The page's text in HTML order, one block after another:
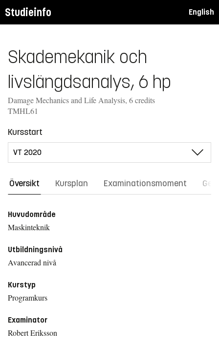
Studieinfo English
Skademekanik och
livslängdsanalys, 6 hp
Damage Mechanics and Life Analysis, 6 credits
TMHL61
Kursstart
Översikt Kursplan Examinationsmoment
Huvudområde
Maskinteknik
Utbildningsnivå
Avancerad nivå
Kurstyp
Programkurs
Examinator
Robert Eriksson